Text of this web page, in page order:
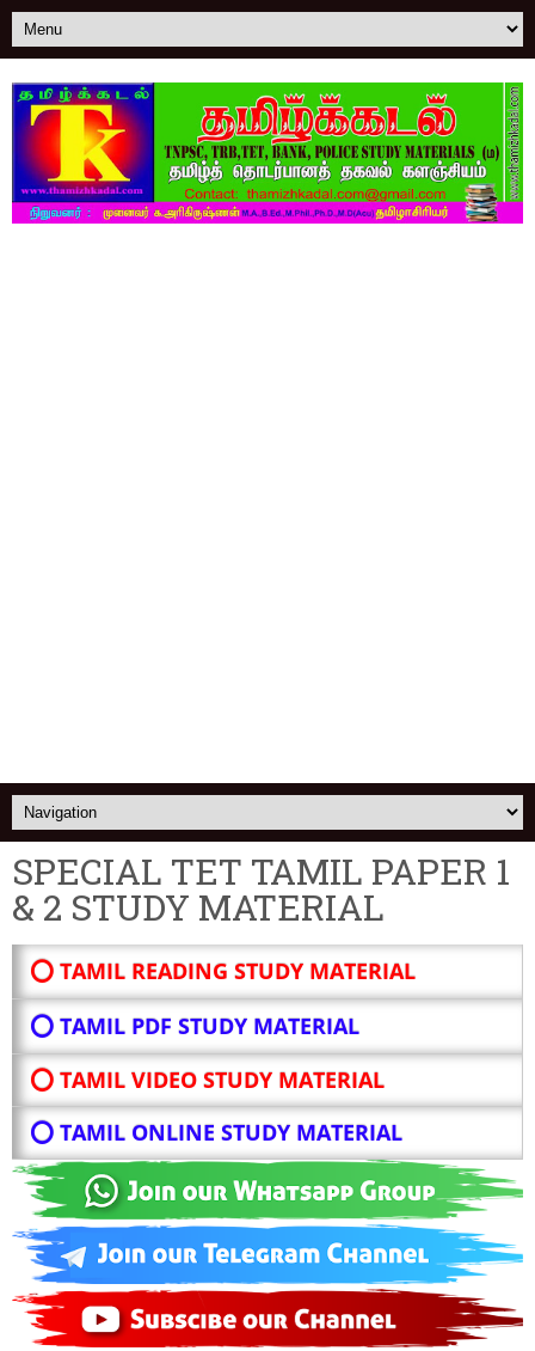
SPECIAL TET TAMIL PAPER 1
& 2 STUDY MATERIAL
⭕ TAMIL READING STUDY MATERIAL
⭕ TAMIL PDF STUDY MATERIAL
⭕ TAMIL VIDEO STUDY MATERIAL
⭕ TAMIL ONLINE STUDY MATERIAL